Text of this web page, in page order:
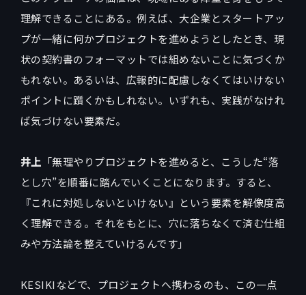
理解できることにある。例えば、大企業とスタートアッ
プが一緒に何かプロジェクトを進めようとしたとき、現
状の契約書のフォーマットでは組めないことに気づくか
もれない。あるいは、広報的に配慮しなくてはいけない
ポイントに躓くかもしれない。いずれも、実践がなけれ
ば気づけない要素だ。
井上 「無理やりプロジェクトを進めると、こうした“落
とし穴”を順番に踏んでいくことになります。すると、
『これに対処しないといけない』という要素を解像度高
く理解できる。それをもとに、穴に落ちなくて済む仕組
みや方法論を整えていけるんです」
KESIKIなどで、プロジェクトへ携わるのも、この一点